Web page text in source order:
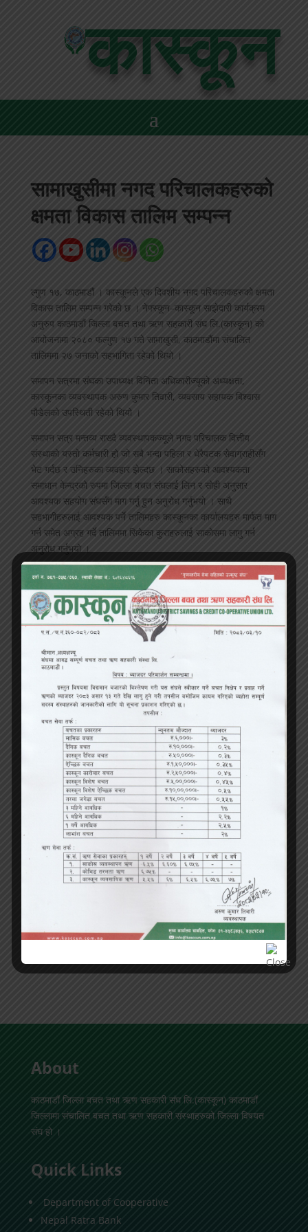
कास्कून
सामाखुसीमा नगद परिचालकहरुको
क्षमता विकास तालिम सम्पन्न
ल्गुण १७, काठमाडौं । कास्कूनले एक दिवशीय नगद परिचालकहरुको क्षमता
विकास तालिम सम्पन्न गरेको छ । नेफ्स्कून–कास्कून साझेदारी कार्यक्रम
अनुरुप काठमाडौं जिल्ला बचत तथा ऋण सहकारी संघ लि.(कास्कून) को
आयोजनामा २०८० फल्गुण १७ गते सामाखुसी, काठमाडौंमा संचालित
तालिममा २७ जनाको सहभागिता रहेको थियो ।
समापन सत्रमा संघका उपाध्यक्ष विनिता अधिकारीज्यूको अध्यक्षता,
कास्कूनका व्यवस्थापक अरुण कुमार तिवारी, व्यवसाय सहायक बिश्वास
पौडेलको उपस्थिती रहेको थियो ।
समापन सत्र मन्तव्य राख्दै व्यवस्थापकज्यूले नगद परिचालक वित्तीय
संस्थाको यस्तो कर्मचारी हो जो सबै भन्दा पहिला र धेरैपटक सेवाग्राहीसँग
भेट गर्दछ र उनिहरुका व्यवहार झेल्दछ । साकोसहरुको आवश्यकता
समाधान केन्द्रको रुपमा जिल्ला बचत संघलाई लिन र सोही अनुसार
आवश्यक सहयोग संघसँग माग गर्नु हुन अनुरोध गर्नुभयो । साथै
सहभागीहरुलाई आवश्यक पर्ने तालिमहरु कास्कूनका कार्यालयहरु मार्फत माग
गर्न समेत अग्रह गर्दे तालिममा सिकेका कुराहरुलाई साकोसमा लागु गर्न
अनुरोध गर्नुभयो ।
तालिम समापन सत्र मन्तव्य राख्दै अध्यक्ष अधिकारीले तालिममा
सहभागीहरुलाई हार्दिक बधाई तथा धन्यवाद ज्ञापन गर्दै सदस्य सम्बन्धलाई
महत्व नदिने संस्थाले आफ्नो वृद्धि गर्न सम्भव छैन, सदस्य सम्बन्धलाई महत्व
नदिने संस्था दिगो हुनै सक्दैन तसर्थ सदस्यहरुको लगानीको बचत र
प्रतिफलका लागि सुशासन युक्त साकोस निर्माण गर्ने सहकारीका सबै पक्षले
जिम्मेवारीलाई आत्मसाथ गरी लाग्नु पर्ने बताउँदै तालिमबाट सिकेका कुराहरु
प्रभावकारी बनाउनका लागि त्यसको कार्यान्वयन नै महत्वपूर्ण स्थान रहेको
भन्दै कार्यान्वयनका लागि शुभकामना दिँदै तालिम कर्मचारीहरुको क्षमता
विकासमा महत्वपूर्ण रहँदै आएको चर्चा गर्नुभयो साथै सहजकर्ता र सहभागी
सबैलाई धन्यवाद दिँदै तालिम समापन भएको बताउनु भएको थियो ।
कार्यक्रममा अतिथिज्यूहरुले संयुक्त रुपमा सहभागिहरुलाई प्रमाणपत्र
वितरण गर्नु भएको थियो । तालिमको सहजीकरण संघका तालिम अधिकृत
लव सिंखडाले गर्नुभएको थियो भने संचालन गोंगबु सेवा कार्यालय प्रमुख
दिनेश रोक्काले गर्नु भएको थियो ।
1 2
About
काठमाडौं जिल्ला बचत तथा ऋण सहकारी संघ लि.(कास्कून) काठमाडौं
जिल्लामा संचालित बचत तथा ऋण सहकारी संस्थाहरुको जिल्ला विषयत
संघ हो ।
Quick Links
Department of Cooperative
Nepal Ratra Bank